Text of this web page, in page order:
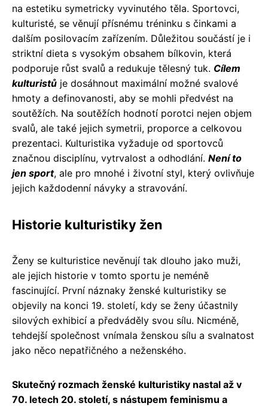
na estetiku symetricky vyvinutého těla. Sportovci,
kulturisté, se věnují přísnému tréninku s činkami a
dalším posilovacím zařízením. Důležitou součástí je i
striktní dieta s vysokým obsahem bílkovin, která
podporuje růst svalů a redukuje tělesný tuk. Cílem
kulturistů je dosáhnout maximální možné svalové
hmoty a definovanosti, aby se mohli předvést na
soutěžích. Na soutěžích hodnotí porotci nejen objem
svalů, ale také jejich symetrii, proporce a celkovou
prezentaci. Kulturistika vyžaduje od sportovců
značnou disciplínu, vytrvalost a odhodlání. Není to
jen sport, ale pro mnohé i životní styl, který ovlivňuje
jejich každodenní návyky a stravování.
Historie kulturistiky žen
Ženy se kulturistice nevěnují tak dlouho jako muži,
ale jejich historie v tomto sportu je neméně
fascinující. První náznaky ženské kulturistiky se
objevily na konci 19. století, kdy se ženy účastnily
silových exhibicí a předváděly svou sílu. Nicméně,
tehdejší společnost vnímala ženskou sílu a svalnatost
jako něco nepatřičného a neženského.
Skutečný rozmach ženské kulturistiky nastal až v
70. letech 20. století, s nástupem feminismu a